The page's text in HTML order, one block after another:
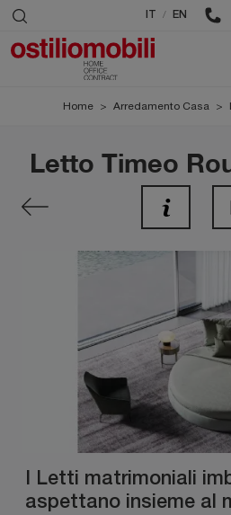
/ EN
Home > Arredamento Casa >
Letto Timeo
I Letti matrimoniali
aspettano insieme al